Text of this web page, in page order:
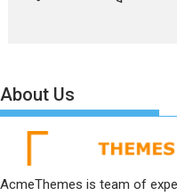
About Us
AcmeThemes is team of